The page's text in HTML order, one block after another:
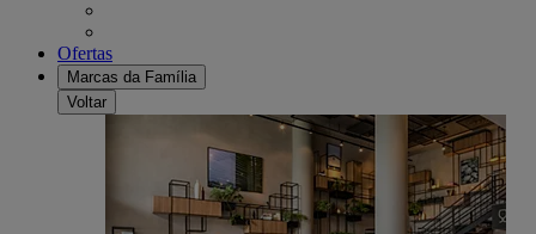
Ofertas
Marcas da Família
Voltar